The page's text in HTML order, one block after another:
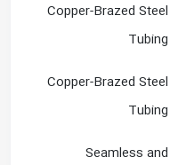
Copper-Brazed Steel
Tubing
Copper-Brazed Steel
Tubing
Seamless and